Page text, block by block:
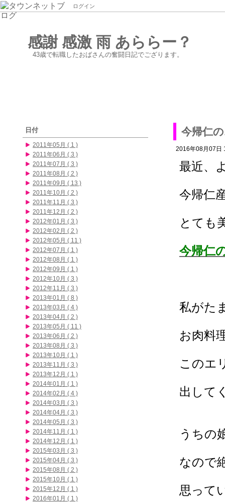
ログイン
感謝 感激 雨 あららー？
43歳で転職したおばさんの奮闘日記でござります。
今帰仁
2016年08月07日
最近、
今帰仁
とても
今帰仁
私がた
お肉料
このエ
出して
うちの
なので
思って
日付
2011年05月 ( 1 )
2011年06月 ( 3 )
2011年07月 ( 3 )
2011年08月 ( 2 )
2011年09月 ( 13 )
2011年10月 ( 2 )
2011年11月 ( 3 )
2011年12月 ( 2 )
2012年01月 ( 3 )
2012年02月 ( 2 )
2012年05月 ( 11 )
2012年07月 ( 1 )
2012年08月 ( 1 )
2012年09月 ( 1 )
2012年10月 ( 3 )
2012年11月 ( 3 )
2013年01月 ( 8 )
2013年03月 ( 4 )
2013年04月 ( 2 )
2013年05月 ( 11 )
2013年06月 ( 2 )
2013年08月 ( 3 )
2013年10月 ( 1 )
2013年11月 ( 3 )
2013年12月 ( 1 )
2014年01月 ( 1 )
2014年02月 ( 4 )
2014年03月 ( 3 )
2014年04月 ( 3 )
2014年05月 ( 3 )
2014年11月 ( 1 )
2014年12月 ( 1 )
2015年03月 ( 3 )
2015年04月 ( 3 )
2015年08月 ( 2 )
2015年10月 ( 1 )
2015年12月 ( 1 )
2016年01月 ( 1 )